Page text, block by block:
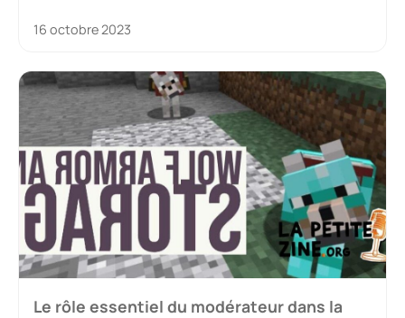
16 octobre 2023
Le rôle essentiel du modérateur dans la